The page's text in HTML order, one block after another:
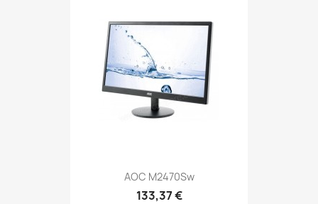
AOC M2470Sw
133,37 €